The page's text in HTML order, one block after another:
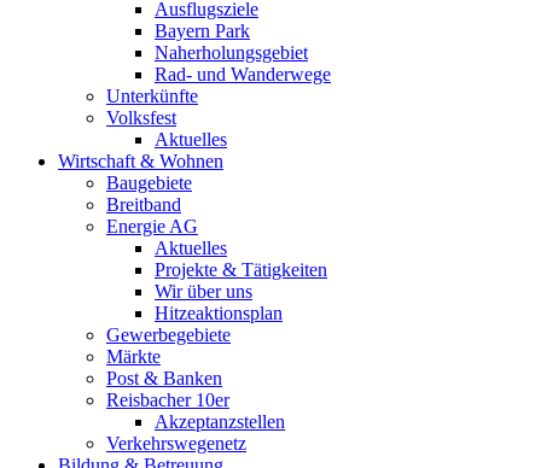
Ausflugsziele
Bayern Park
Naherholungsgebiet
Rad- und Wanderwege
Unterkünfte
Volksfest
Aktuelles
Wirtschaft & Wohnen
Baugebiete
Breitband
Energie AG
Aktuelles
Projekte & Tätigkeiten
Wir über uns
Hitzeaktionsplan
Gewerbegebiete
Märkte
Post & Banken
Reisbacher 10er
Akzeptanzstellen
Verkehrswegenetz